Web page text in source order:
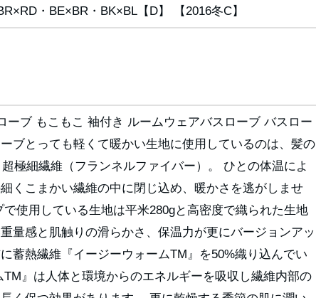
・BE×BR・BK×BL【D】 【2016冬C】
ーブ もこもこ 袖付き ルームウェアバスローブ バスロー
ブとっても軽くて暖かい生地に使用しているのは、髪の
極細繊維（フランネルファイバー）。 ひとの体温によ
くこまかい繊維の中に閉じ込め、暖かさを逃がしませ
使用している生地は平米280gと高密度で織られた生地
量感と肌触りの滑らかさ、保温力が更にバージョンアッ
蓄熱繊維『イージーウォームTM』を50%織り込んでい
』は人体と環境からのエネルギーを吸収し繊維内部の